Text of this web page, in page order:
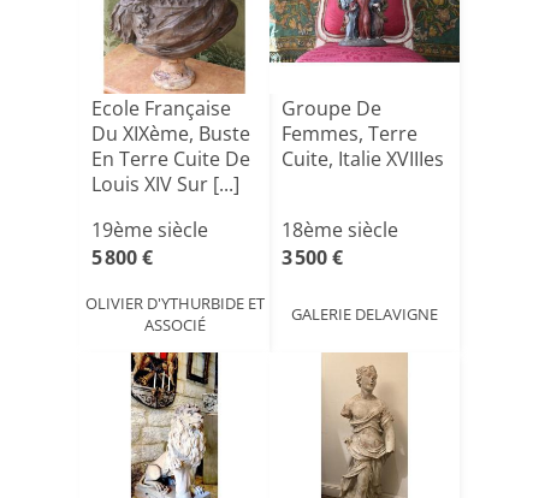
Ecole Française
Du XIXème, Buste
En Terre Cuite De
Louis XIV Sur [...]
19ème siècle
5 800 €
OLIVIER D'YTHURBIDE ET
ASSOCIÉ
Groupe De
Femmes, Terre
Cuite, Italie XVIIIes
18ème siècle
3 500 €
GALERIE DELAVIGNE